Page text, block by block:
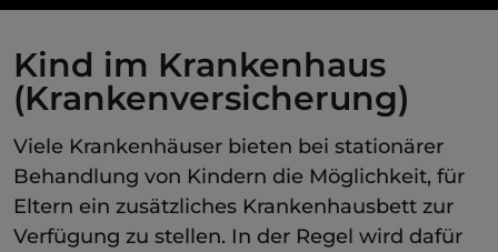
Kind im Krankenhaus
(Krankenversicherung)
Viele Krankenhäuser bieten bei stationärer
Behandlung von Kindern die Möglichkeit, für
Eltern ein zusätzliches Krankenhausbett zur
Verfügung zu stellen. In der Regel wird dafür